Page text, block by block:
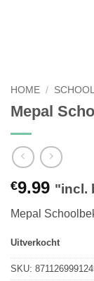
HOME /
Mepal
€9.99 "incl.
Mepal
Uitverkocht
SKU: